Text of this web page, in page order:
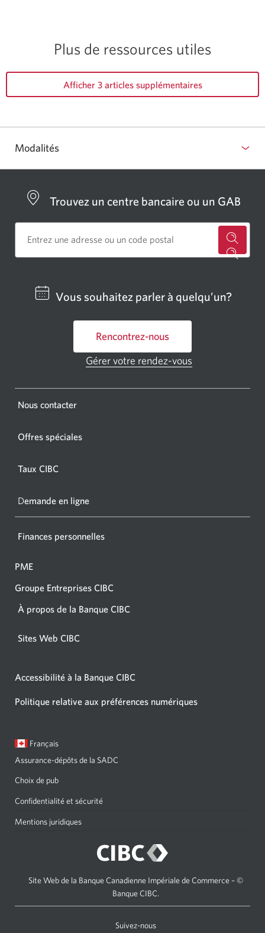
Plus de ressources utiles
Afficher 3 articles supplémentaires
Modalités
Trouvez un centre bancaire ou un GAB
centre
Une
Vous souhaitez parler à quelqu’un?
Rencontrez-nous
Une
fenêtre
Gérer votre rendez-vous
Nous contacter
Offres spéciales
Taux CIBC
Demande en ligne
Finances personnelles
PME
Groupe Entreprises CIBC
À propos de la Banque CIBC
Sites Web CIBC
Accessibilité à la Banque CIBC
Politique relative aux préférences numériques
Langue
Français
de
Assurance-dépôts de la SADC
Choix de pub
Confidentialité et sécurité
Mentions juridiques
Site Web de la Banque Canadienne Impériale de Commerce – ©
Banque CIBC.
Suivez-nous